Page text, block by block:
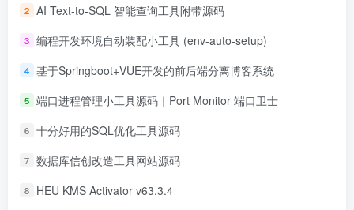
2 AI Text-to-SQL 智能查询工具附带源码
3 编程开发环境自动装配小工具 (env-auto-setup)
4 基于Springboot+VUE开发的前后端分离博客系统
5 端口进程管理小工具源码｜Port Monitor 端口卫士
6 十分好用的SQL优化工具源码
7 数据库信创改造工具网站源码
8 HEU KMS Activator v63.3.4